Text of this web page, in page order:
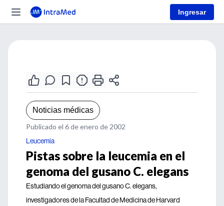
Ingresar
Noticias médicas
Publicado el 6 de enero de 2002
Leucemia
Pistas sobre la leucemia en el
genoma del gusano C. elegans
Estudiando el genoma del gusano C. elegans,
investigadores de la Facultad de Medicina de Harvard